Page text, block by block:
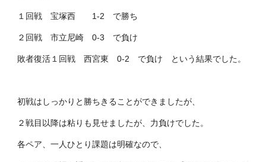
１回戦 宝塚西 1-2 で勝ち
２回戦 市立尼崎 0-3 で負け
敗者復活１回戦 西宮東 0-2 で負け という結果でした。
初戦はしっかりと勝ちきることができましたが、
２戦目以降は粘りも見せましたが、力負けでした。
各ペア、一人ひとり課題は明確なので、